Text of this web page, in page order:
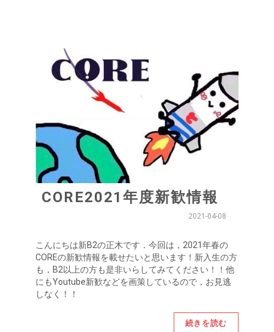
CORE2021年度新歓情報
2021-04-08
こんにちは新B2の正木です．今回は，2021年春の
COREの新歓情報を載せたいと思います！新入生の方
も，B2以上の方も是非いらしてみてください！！他
にもYoutube新歓などを画策しているので，お見逃
しなく！！
続きを読む